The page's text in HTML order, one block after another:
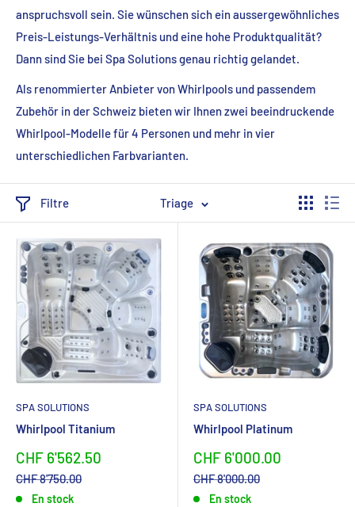
anspruchsvoll sein. Sie wünschen sich ein aussergewöhnliches
Preis-Leistungs-Verhältnis und eine hohe Produktqualität?
Dann sind Sie bei Spa Solutions genau richtig gelandet.
Als renommierter Anbieter von Whirlpools und passendem
Zubehör in der Schweiz bieten wir Ihnen zwei beeindruckende
Whirlpool-Modelle für 4 Personen und mehr in vier
unterschiedlichen Farbvarianten.
Filtre Triage
SPA SOLUTIONS
Whirlpool Titanium
Sonderpreis
CHF 6'562.50
Normalpreis
CHF 8'750.00
En stock
SPA SOLUTIONS
Whirlpool Platinum
Sonderpreis
CHF 6'000.00
Normalpreis
CHF 8'000.00
En stock